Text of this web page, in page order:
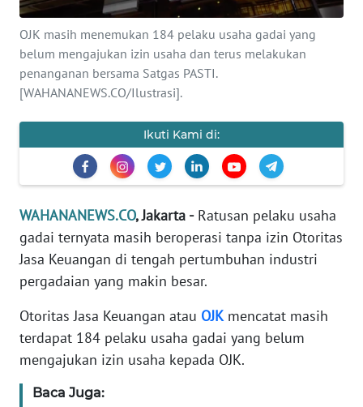
OJK masih menemukan 184 pelaku usaha gadai yang
belum mengajukan izin usaha dan terus melakukan
penanganan bersama Satgas PASTI.
[WAHANANEWS.CO/Ilustrasi].
Ikuti Kami di:
WAHANANEWS.CO, Jakarta -Ratusan pelaku usaha
gadai ternyata masih beroperasi tanpa izin Otoritas
Jasa Keuangan di tengah pertumbuhan industri
pergadaian yang makin besar.
Otoritas Jasa Keuangan atau OJKmencatat masih
terdapat 184 pelaku usaha gadai yang belum
mengajukan izin usaha kepada OJK.
Baca Juga:
SERBA-SERBI
PENDIDIKAN
Informasi
INDEKS
KONTAK
KAMI
INFO